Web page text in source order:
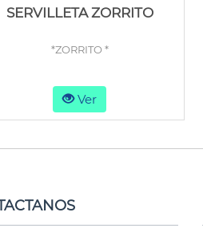
SERVILLETA ZORRITO
*ZORRITO *
Ver